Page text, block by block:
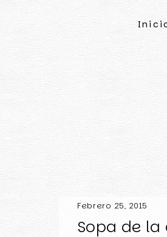
Febrero 25, 2015
Sopa de la